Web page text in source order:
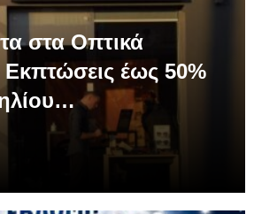
στα Οπτικά
έως 50%